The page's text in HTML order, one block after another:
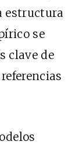
estructura
se
clave de